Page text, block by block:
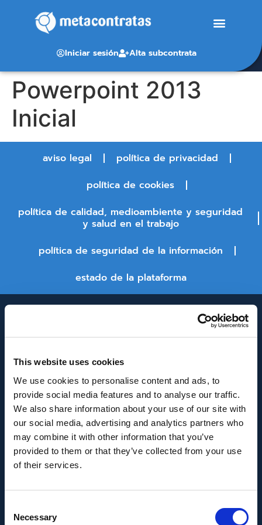
This website uses cookies
We use cookies to personalise content and ads, to
provide social media features and to analyse our traffic.
We also share information about your use of our site with
our social media, advertising and analytics partners who
may combine it with other information that you’ve
provided to them or that they’ve collected from your use
of their services.
Selection
Necessary
Iniciar sesión Alta subcontrata
Powerpoint 2013
Inicial
aviso legal
política de privacidad
política de cookies
política de calidad, medioambiente y seguridad
y salud en el trabajo
política de seguridad de la información
estado de la plataforma
INNOVACIÓN Y DESARROLLO DE ANDALUCÍA
IDEA
Se ha recibido un incentivo de la Agencia de
Innovación y Desarrollo de Andalucía IDEA, de la
43.802,59€, cofinanciado en un 80% por la Unión